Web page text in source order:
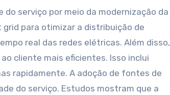
serviço por meio da modernização da
para otimizar a distribuição de
real das redes elétricas. Além disso,
cliente mais eficientes. Isso inclui
rapidamente. A adoção de fontes de
do serviço. Estudos mostram que a